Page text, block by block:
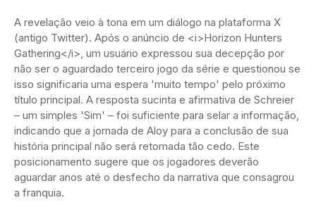
A revelação veio à tona em um diálogo na plataforma X
(antigo Twitter). Após o anúncio de <i>Horizon Hunters
Gathering</i>, um usuário expressou sua decepção por
não ser o aguardado terceiro jogo da série e questionou se
isso significaria uma espera 'muito tempo' pelo próximo
título principal. A resposta sucinta e afirmativa de Schreier
– um simples 'Sim' – foi suficiente para selar a informação,
indicando que a jornada de Aloy para a conclusão de sua
história principal não será retomada tão cedo. Este
posicionamento sugere que os jogadores deverão
aguardar anos até o desfecho da narrativa que consagrou
a franquia.